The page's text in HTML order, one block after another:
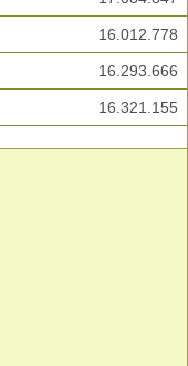
16.012.778
16.293.666
16.321.155